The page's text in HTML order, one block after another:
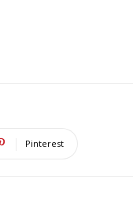
Pinterest